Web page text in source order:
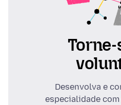
Desenvolva e
especialidade